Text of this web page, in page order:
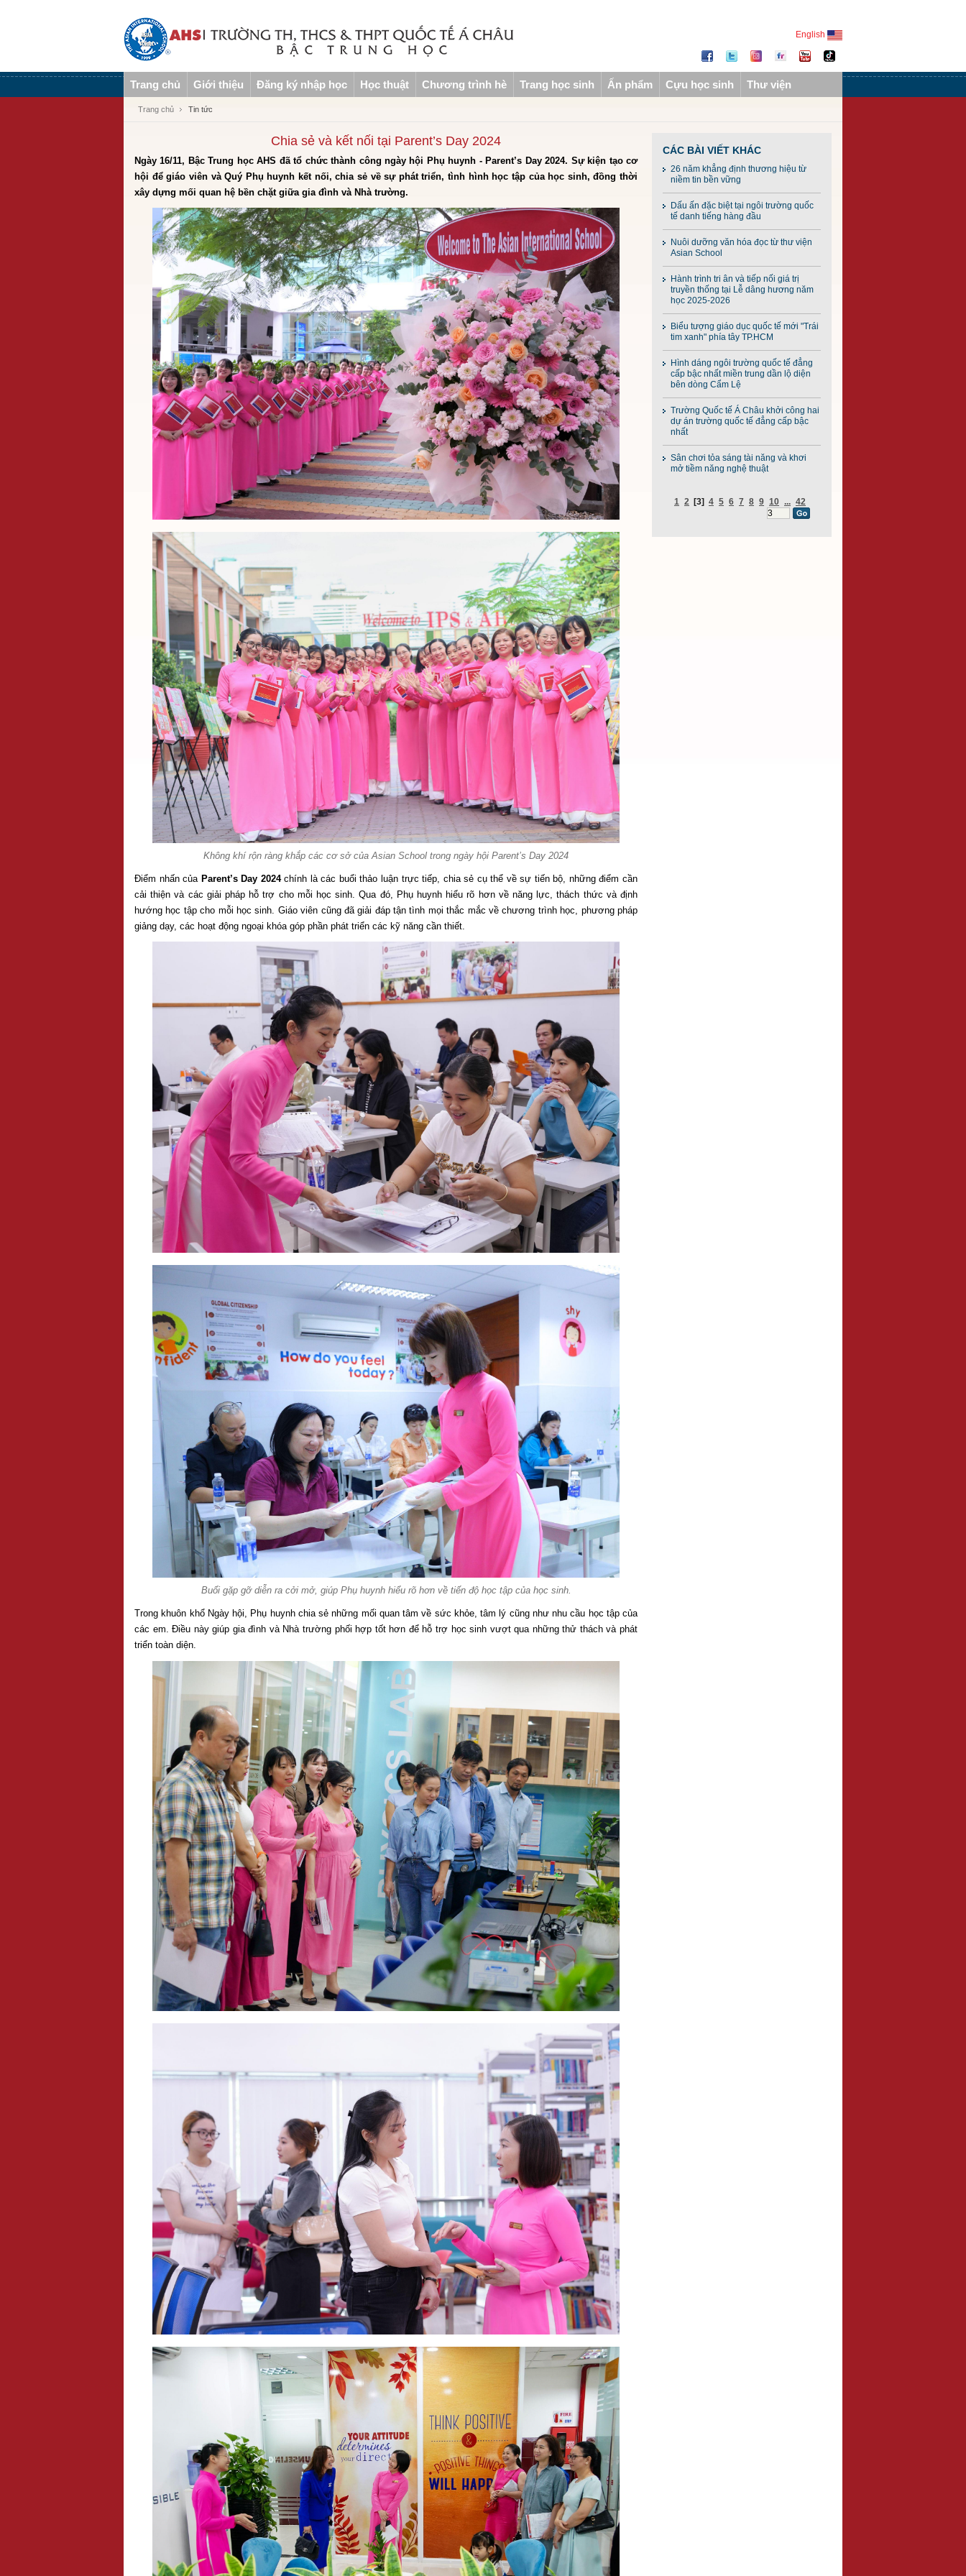
English
Trang chủ Giới thiệu Đăng ký nhập học Học thuật Chương trình hè Trang học sinh Ấn phẩm Cựu học sinh Thư viện
Trang chủ Tin tức
Chia sẻ và kết nối tại Parent’s Day 2024
Ngày 16/11, Bậc Trung học AHS đã tổ chức thành công ngày hội Phụ huynh - Parent’s Day 2024. Sự kiện tạo cơ
hội để giáo viên và Quý Phụ huynh kết nối, chia sẻ về sự phát triển, tình hình học tập của học sinh, đồng thời
xây dựng mối quan hệ bền chặt giữa gia đình và Nhà trường.
Không khí rộn ràng khắp các cơ sở của Asian School trong ngày hội Parent’s Day 2024
Điểm nhấn của Parent’s Day 2024chính là các buổi thảo luận trực tiếp, chia sẻ cụ thể về sự tiến bộ, những điểm cần
cải thiện và các giải pháp hỗ trợ cho mỗi học sinh. Qua đó, Phụ huynh hiểu rõ hơn về năng lực, thách thức và định
hướng học tập cho mỗi học sinh. Giáo viên cũng đã giải đáp tận tình mọi thắc mắc về chương trình học, phương pháp
giảng dạy, các hoạt động ngoại khóa góp phần phát triển các kỹ năng cần thiết.
Buổi gặp gỡ diễn ra cởi mở, giúp Phụ huynh hiểu rõ hơn về tiến độ học tập của học sinh.
Trong khuôn khổ Ngày hội, Phụ huynh chia sẻ những mối quan tâm về sức khỏe, tâm lý cũng như nhu cầu học tập của
các em. Điều này giúp gia đình và Nhà trường phối hợp tốt hơn để hỗ trợ học sinh vượt qua những thử thách và phát
triển toàn diện.
CÁC BÀI VIẾT KHÁC
26 năm khẳng định thương hiệu từ
niềm tin bền vững
Dấu ấn đặc biệt tại ngôi trường quốc
tế danh tiếng hàng đầu
Nuôi dưỡng văn hóa đọc từ thư viện
Asian School
Hành trình tri ân và tiếp nối giá trị
truyền thống tại Lễ dâng hương năm
học 2025-2026
Biểu tượng giáo dục quốc tế mới "Trái
tim xanh" phía tây TP.HCM
Hình dáng ngôi trường quốc tế đẳng
cấp bậc nhất miền trung dần lộ diện
bên dòng Cẩm Lệ
Trường Quốc tế Á Châu khởi công hai
dự án trường quốc tế đẳng cấp bậc
nhất
Sân chơi tỏa sáng tài năng và khơi
mở tiềm năng nghệ thuật
1 2 [3] 4 5 6 7 8 9 10 ... 42